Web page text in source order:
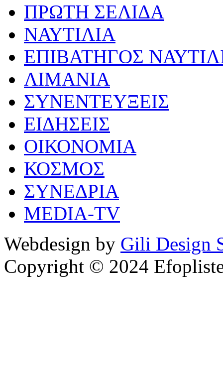
ΠΡΩΤΗ ΣΕΛΙΔΑ
ΝΑΥΤΙΛΙΑ
ΕΠΙΒΑΤΗΓΟΣ
ΛΙΜΑΝΙΑ
ΣΥΝΕΝΤΕΥΞΕΙΣ
ΕΙΔΗΣΕΙΣ
ΟΙΚΟΝΟΜΙΑ
ΚΟΣΜΟΣ
ΣΥΝΕΔΡΙΑ
MEDIA-TV
Webdesign by Gili Design
Copyright © 2024